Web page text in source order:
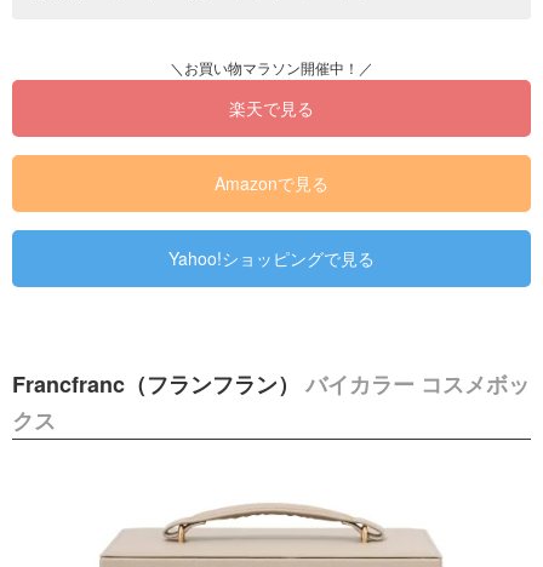
楽天で見る
Amazonで見る
Yahoo!ショッピングで見る
Francfranc（フランフラン） バイカラー コスメボッ
クス